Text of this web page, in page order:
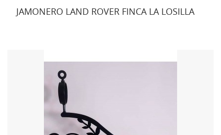
JAMONERO LAND ROVER FINCA LA LOSILLA